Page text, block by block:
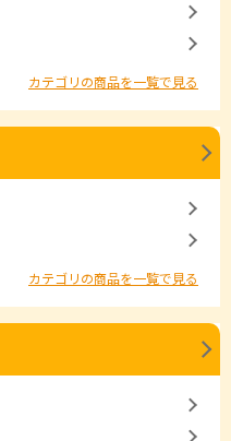
カテゴリの商品を一覧で見る
カテゴリの商品を一覧で見る